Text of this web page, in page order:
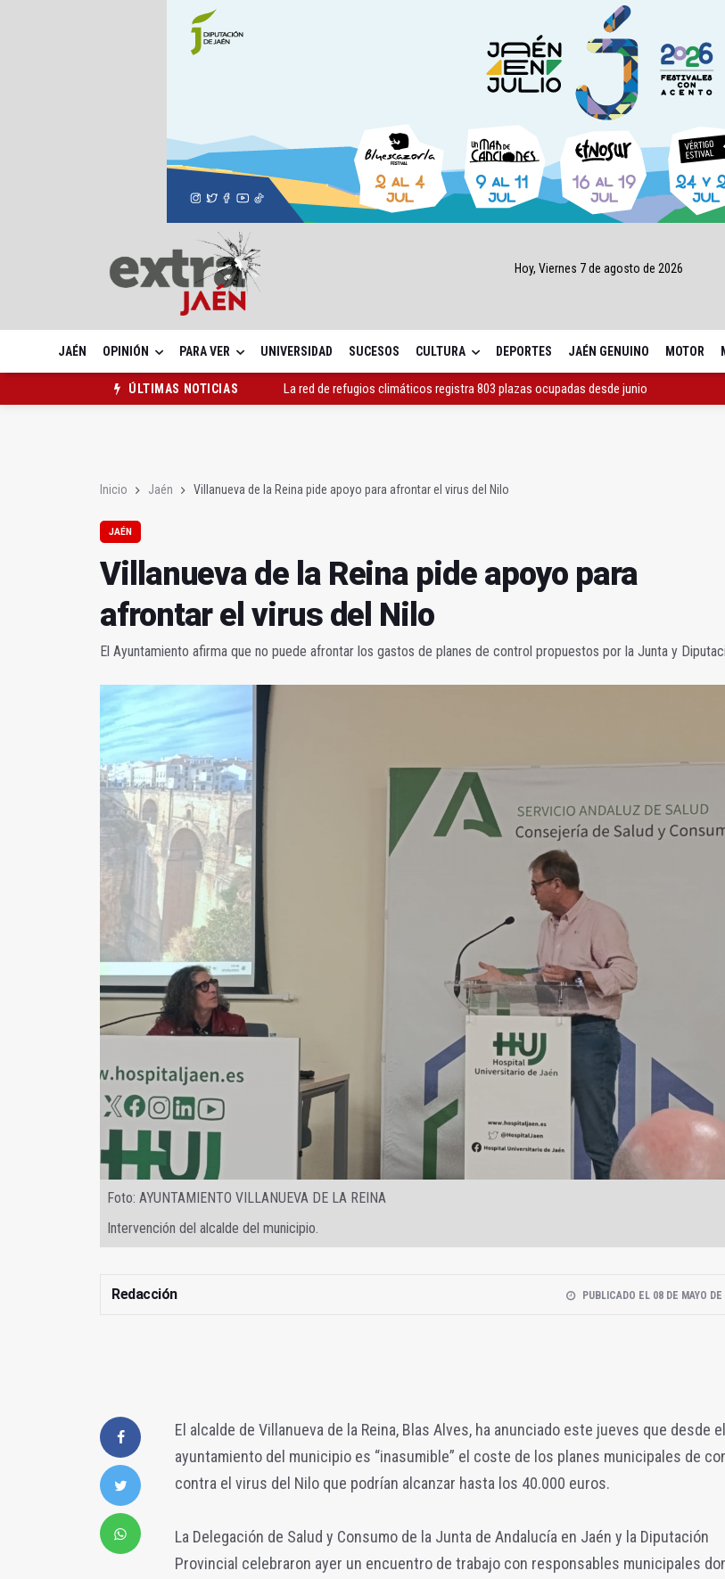
Hoy, Viernes 7 de agosto de 2026
JAÉN OPINIÓN PARA VER UNIVERSIDAD SUCESOS CULTURA DEPORTES JAÉN GENUINO MOTOR
ÚLTIMAS NOTICIAS
La red de refugios climáticos registra 803 plazas ocupadas desde junio
Inicio Jaén Villanueva de la Reina pide apoyo para afrontar el virus del Nilo
JAÉN
Villanueva de la Reina pide apoyo para
afrontar el virus del Nilo
El Ayuntamiento afirma que no puede afrontar los gastos de planes de control propuestos por la Junta y
Foto: AYUNTAMIENTO VILLANUEVA DE LA REINA
Intervención del alcalde del municipio.
Redacción PUBLICADO EL 08 DE MAYO
El alcalde de Villanueva de la Reina, Blas Alves, ha anunciado este jueves que desde el
ayuntamiento del municipio es “inasumible” el coste de los planes municipales de
contra el virus del Nilo que podrían alcanzar hasta los 40.000 euros.
La Delegación de Salud y Consumo de la Junta de Andalucía en Jaén y la Diputación
Provincial celebraron ayer un encuentro de trabajo con responsables municipales